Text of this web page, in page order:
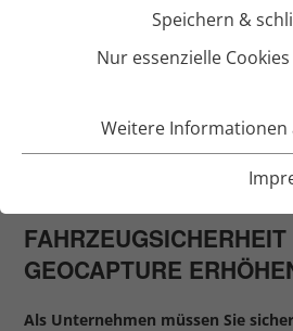
Speichern &
Nur essenzielle
Weitere Informationen
GPS-Ortung
EFFEKTIVE
GEOCAPTURE
Als Unternehmen müssen Sie